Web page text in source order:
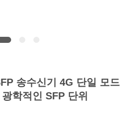
송수신기 4G 단일 모드
학적인 SFP 단위